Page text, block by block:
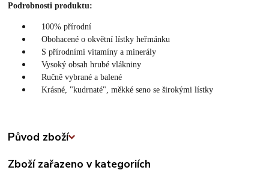
Podrobnosti produktu:
100% přírodní
Obohacené o okvětní lístky heřmánku
S přírodními vitamíny a minerály
Vysoký obsah hrubé vlákniny
Ručně vybrané a balené
Krásné, "kudrnaté", měkké seno se širokými lístky
Původ zboží
Zboží zařazeno v kategoriích